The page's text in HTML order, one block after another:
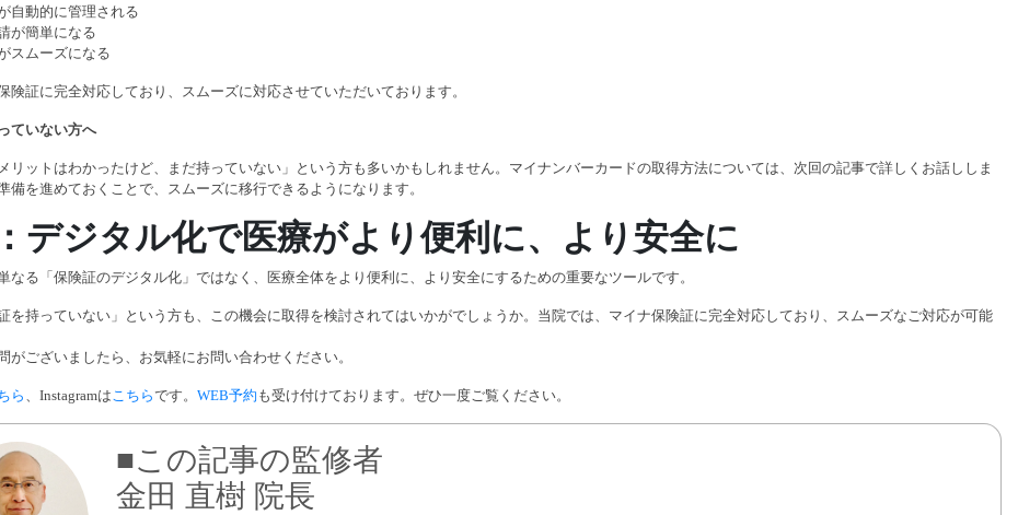
自動的に管理される
が簡単になる
スムーズになる
険証に完全対応しており、スムーズに対応させていただいております。
ていない方へ
リットはわかったけど、まだ持っていない」という方も多いかもしれません。マイナンバーカードの取得方法については、次回の記事で詳しくお話ししま
備を進めておくことで、スムーズに移行できるようになります。
デジタル化で医療がより便利に、より安全に
なる「保険証のデジタル化」ではなく、医療全体をより便利に、より安全にするための重要なツールです。
を持っていない」という方も、この機会に取得を検討されてはいかがでしょうか。当院では、マイナ保険証に完全対応しており、スムーズなご対応が可能
がございましたら、お気軽にお問い合わせください。
ら 、Instagramはこちらです。 WEB予約 も受け付けております。ぜひ一度ご覧ください。
■この記事の監修者
金田 直樹 院長